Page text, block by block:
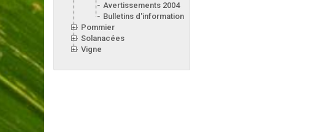
Avertissements 2004
Bulletins d'information 2004
Pommier
Solanacées
Vigne